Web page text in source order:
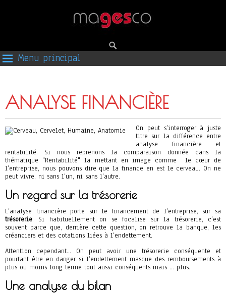
Menu principal
ANALYSE FINANCIÈRE
On peut s’interroger à juste
titre sur la différence entre
analyse financière et
rentabilité. Si nous reprenons la comparaison donnée dans la
thématique "Rentabilité" la mettant en image comme le cœur de
l’entreprise, nous pouvons dire que la finance en est le cerveau. On ne
peut vivre, ni sans l’un, ni sans l’autre.
Un regard sur la trésorerie
L’analyse financière porte sur le financement de l’entreprise, sur sa
trésorerie. Si habituellement on se focalise sur la trésorerie, c’est
souvent parce que, derrière cette question, on retrouve la banque, les
créanciers et des cotations liées à l’endettement.
Attention cependant… On peut avoir une trésorerie conséquente et
pourtant être en danger si l’endettement masque des remboursements à
plus ou moins long terme tout aussi conséquents mais … plus.
Une analyse du bilan